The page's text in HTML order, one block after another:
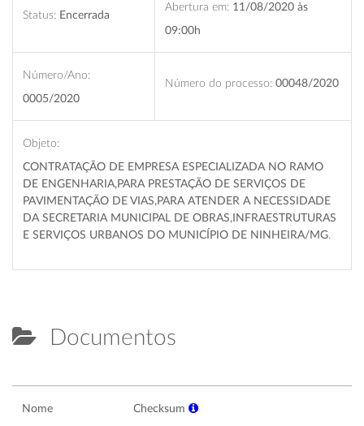
Status: Encerrada
Abertura em: 11/08/2020 às
09:00h
Número/Ano:
0005/2020
Número do processo: 00048/2020
Objeto:
CONTRATAÇÃO DE EMPRESA ESPECIALIZADA NO RAMO
DE ENGENHARIA,PARA PRESTAÇÃO DE SERVIÇOS DE
PAVIMENTAÇÃO DE VIAS,PARA ATENDER A NECESSIDADE
DA SECRETARIA MUNICIPAL DE OBRAS,INFRAESTRUTURAS
E SERVIÇOS URBANOS DO MUNICÍPIO DE NINHEIRA/MG.
Documentos
Nome Checksum